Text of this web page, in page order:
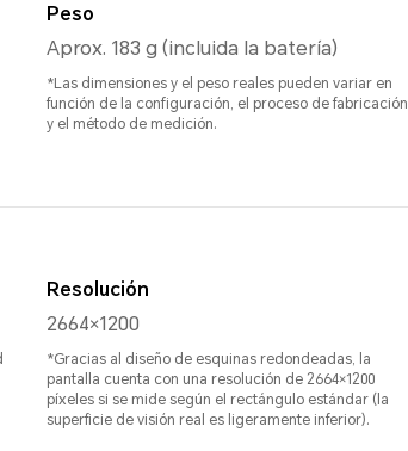
Peso
Aprox. 183 g (incluida la batería)
*Las dimensiones y el peso reales pueden variar en
función de la configuración, el proceso de fabricación
y el método de medición.
Resolución
2664×1200
*Gracias al diseño de esquinas redondeadas, la
pantalla cuenta con una resolución de 2664×1200
píxeles si se mide según el rectángulo estándar (la
superficie de visión real es ligeramente inferior).